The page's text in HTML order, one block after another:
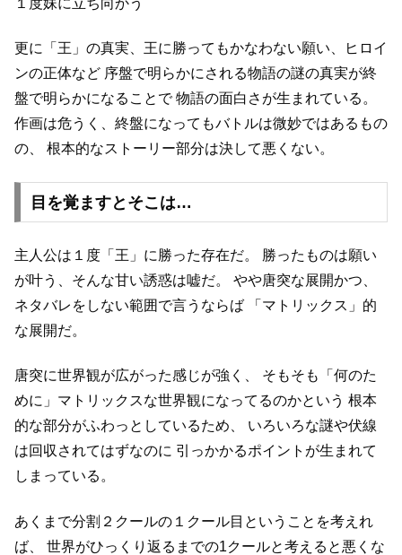
１度妹に立ち向かう
更に「王」の真実、王に勝ってもかなわない願い、ヒロイ
ンの正体など 序盤で明らかにされる物語の謎の真実が終
盤で明らかになることで物語の面白さが生まれている。
作画は危うく、終盤になってもバトルは微妙ではあるもの
の、
根本的なストーリー部分は決して悪くない。
目を覚ますとそこは…
主人公は１度「王」に勝った存在だ。
勝ったものは願い
が叶う、そんな甘い誘惑は嘘だ。
やや唐突な展開かつ、
ネタバレをしない範囲で言うならば 「マトリックス」的
な展開だ。
唐突に世界観が広がった感じが強く、
そもそも「何のた
めに」マトリックスな世界観になってるのかという 根本
的な部分がふわっとしているため、
いろいろな謎や伏線
は回収されてはずなのに 引っかかるポイントが生まれて
しまっている。
あくまで分割２クールの１クール目ということを考えれ
ば、
世界がひっくり返るまでの1クールと考えると悪くな